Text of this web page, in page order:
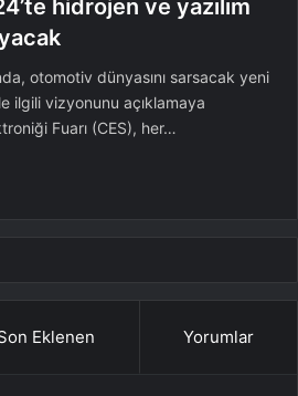
hidrojen ve yazılım
otomotiv dünyasını sarsacak yeni
ilgili vizyonunu açıklamaya
Fuarı (CES), her…
Eklenen Yorumlar